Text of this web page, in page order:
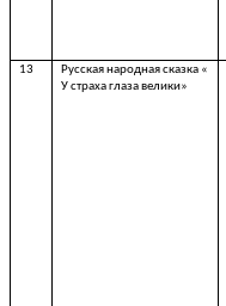
13
Русская народная сказка «
У страха глаза велики»